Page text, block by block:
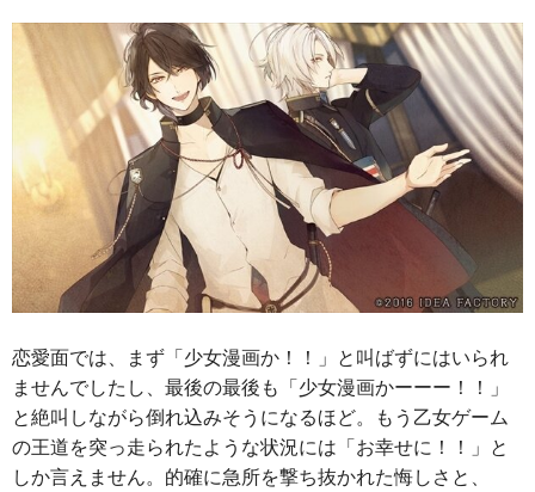
恋愛面では、まず「少女漫画か！！」と叫ばずにはいられ
ませんでしたし、最後の最後も「少女漫画かーーー！！」
と絶叫しながら倒れ込みそうになるほど。もう乙女ゲーム
の王道を突っ走られたような状況には「お幸せに！！」と
しか言えません。的確に急所を撃ち抜かれた悔しさと、